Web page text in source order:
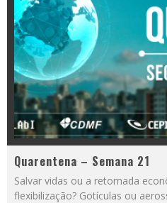
Quarentena – Semana 21
Salvar vidas ou a retomada
flexibilização? Gotículas ou